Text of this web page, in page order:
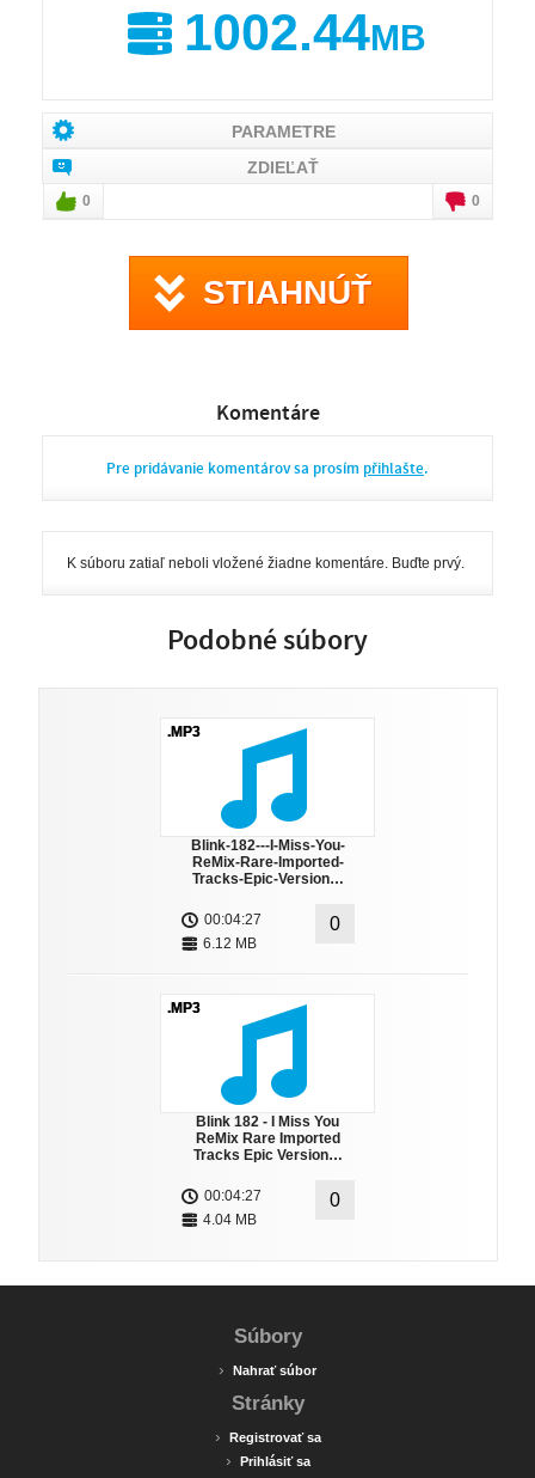
1002.44MB
PARAMETRE
ZDIEĽAŤ
0 0
STIAHNÚŤ
Komentáre
Pre pridávanie komentárov sa prosím přihlašte.
K súboru zatiaľ neboli vložené žiadne komentáre. Buďte prvý.
Podobné súbory
.MP3
Blink-182---I-Miss-You-
ReMix-Rare-Imported-
Tracks-Epic-Version…
00:04:27
6.12 MB
0
.MP3
Blink 182 - I Miss You
ReMix Rare Imported
Tracks Epic Version…
00:04:27
4.04 MB
0
Súbory
› Nahrať súbor
Stránky
› Registrovať sa
› Prihlásiť sa